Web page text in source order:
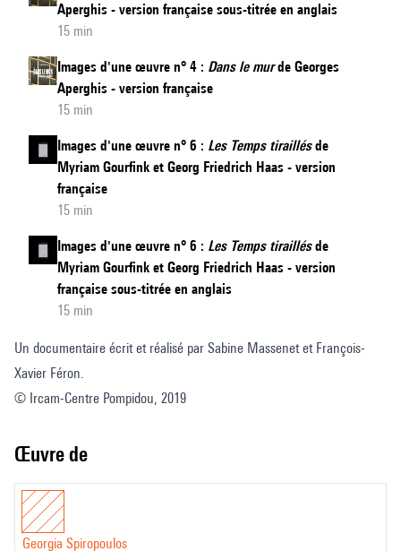
Aperghis - version française sous-titrée en anglais
15 min
Images d'une œuvre n° 4 : Dans le murde Georges
Aperghis - version française
15 min
Images d'une œuvre n° 6 : Les Temps tiraillésde
Myriam Gourfink et Georg Friedrich Haas - version
française
15 min
Images d'une œuvre n° 6 : Les Temps tiraillésde
Myriam Gourfink et Georg Friedrich Haas - version
française sous-titrée en anglais
15 min
Un documentaire écrit et réalisé par Sabine Massenet et François-
Xavier Féron.
© Ircam-Centre Pompidou, 2019
Œuvre de
Georgia Spiropoulos